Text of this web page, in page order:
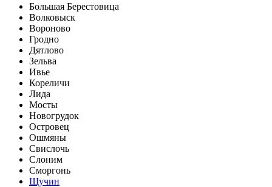
Большая Берестовица
Волковыск
Вороново
Гродно
Дятлово
Зельва
Ивье
Кореличи
Лида
Мосты
Новогрудок
Островец
Ошмяны
Свислочь
Слоним
Сморгонь
Щучин